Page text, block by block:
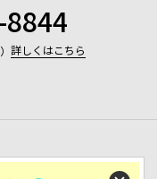
詳しくはこちら